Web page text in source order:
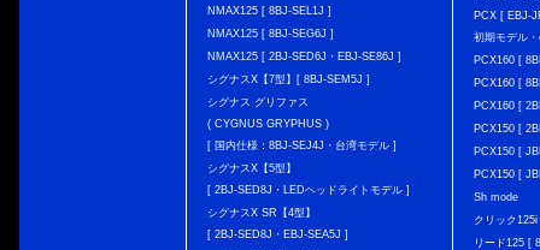
NMAX125 [ 8BJ-SEL1J ]
NMAX125 [ 8BJ-SEG6J ]
NMAX125 [ 2BJ-SED6J・EBJ-SE86J ]
シグナスX【7型】[ 8BJ-SEM5J ]
シグナス グリファス
( CYGNUS GRYPHUS )
[ 国内仕様：8BJ-SEJ4J・台湾モデル ]
シグナスX【5型】
[ 2BJ-SED8J・LEDヘッドライトモデル ]
シグナスX SR【4型】
[ 2BJ-SED8J・EBJ-SEA5J ]
PCX [ EBJ-
初期モデル
PCX160 [
PCX160 [
PCX160 [
PCX150 [
PCX150 [
PCX150 [
Sh mode
クリック
リード125 [